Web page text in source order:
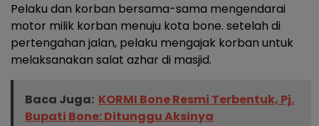
Pelaku dan korban bersama-sama mengendarai
motor milik korban menuju kota bone. setelah di
pertengahan jalan, pelaku mengajak korban untuk
melaksanakan salat azhar di masjid.
Baca Juga: KORMI Bone Resmi Terbentuk, Pj.
Bupati Bone: Ditunggu Aksinya